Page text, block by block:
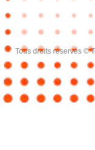
Tous droits réservés ©